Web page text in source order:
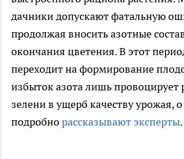
дачники допускают фатальную
продолжая вносить азотные
окончания цветения. В этот
переходит на формирование
избыток азота лишь провоцирует
зелени в ущерб качеству урожая,
подробнорассказывают эксперты.